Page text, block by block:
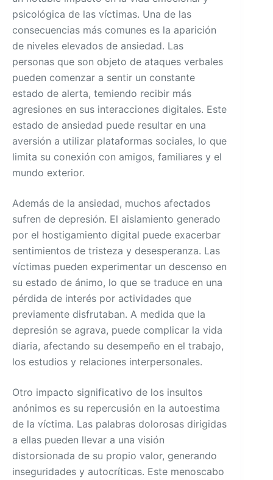
psicológica de las víctimas. Una de las
consecuencias más comunes es la aparición
de niveles elevados de ansiedad. Las
personas que son objeto de ataques verbales
pueden comenzar a sentir un constante
estado de alerta, temiendo recibir más
agresiones en sus interacciones digitales. Este
estado de ansiedad puede resultar en una
aversión a utilizar plataformas sociales, lo que
limita su conexión con amigos, familiares y el
mundo exterior.
Además de la ansiedad, muchos afectados
sufren de depresión. El aislamiento generado
por el hostigamiento digital puede exacerbar
sentimientos de tristeza y desesperanza. Las
víctimas pueden experimentar un descenso en
su estado de ánimo, lo que se traduce en una
pérdida de interés por actividades que
previamente disfrutaban. A medida que la
depresión se agrava, puede complicar la vida
diaria, afectando su desempeño en el trabajo,
los estudios y relaciones interpersonales.
Otro impacto significativo de los insultos
anónimos es su repercusión en la autoestima
de la víctima. Las palabras dolorosas dirigidas
a ellas pueden llevar a una visión
distorsionada de su propio valor, generando
inseguridades y autocríticas. Este menoscabo